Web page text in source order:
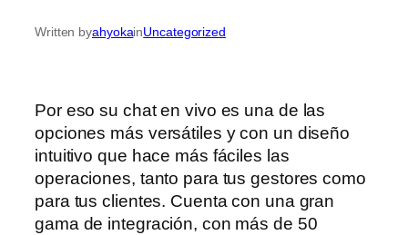
Written byahyokainUncategorized
Por eso su chat en vivo es una de las
opciones más versátiles y con un diseño
intuitivo que hace más fáciles las
operaciones, tanto para tus gestores como
para tus clientes. Cuenta con una gran
gama de integración, con más de 50